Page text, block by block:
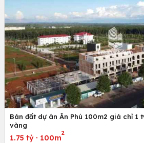
Bán đất dự án Ân Phú 100m2 giá chỉ 1
vàng
1.75 tỷ · 100m
2